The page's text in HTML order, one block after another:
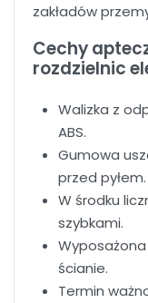
zakładów
Cechy
rozdzielnic
Walizka z
ABS.
Gumowa
przed pyłem.
W środku
szybkami.
ścianie.
Termin